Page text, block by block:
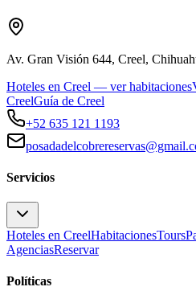
Av. Gran Visión 644, Creel,
Hoteles en Creel — ver habitaciones
CreelGuía de Creel
+52 635 121 1193
Servicios
Hoteles en CreelHabitacionesTours
AgenciasReservar
Políticas